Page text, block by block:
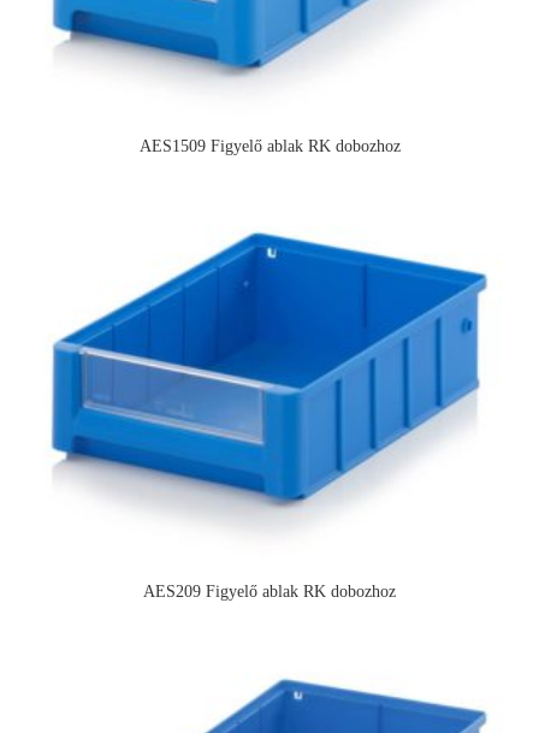
AES1509 Figyelő ablak RK dobozhoz
AES209 Figyelő ablak RK dobozhoz